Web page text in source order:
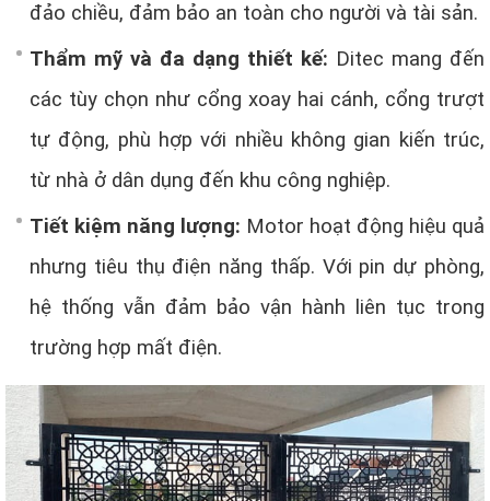
đảo chiều, đảm bảo an toàn cho người và tài sản.
Thẩm mỹ và đa dạng thiết kế: Ditec mang đến
các tùy chọn như cổng xoay hai cánh, cổng trượt
tự động, phù hợp với nhiều không gian kiến trúc,
từ nhà ở dân dụng đến khu công nghiệp.
Tiết kiệm năng lượng: Motor hoạt động hiệu quả
nhưng tiêu thụ điện năng thấp. Với pin dự phòng,
hệ thống vẫn đảm bảo vận hành liên tục trong
trường hợp mất điện.